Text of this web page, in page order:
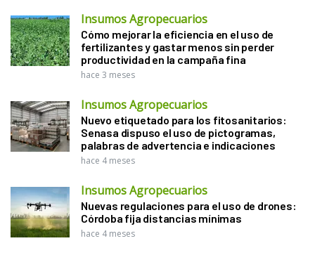
Insumos Agropecuarios
Cómo mejorar la eficiencia en el uso de
fertilizantes y gastar menos sin perder
productividad en la campaña fina
hace 3 meses
Insumos Agropecuarios
Nuevo etiquetado para los fitosanitarios:
Senasa dispuso el uso de pictogramas,
palabras de advertencia e indicaciones
hace 4 meses
Insumos Agropecuarios
Nuevas regulaciones para el uso de drones:
Córdoba fija distancias mínimas
hace 4 meses